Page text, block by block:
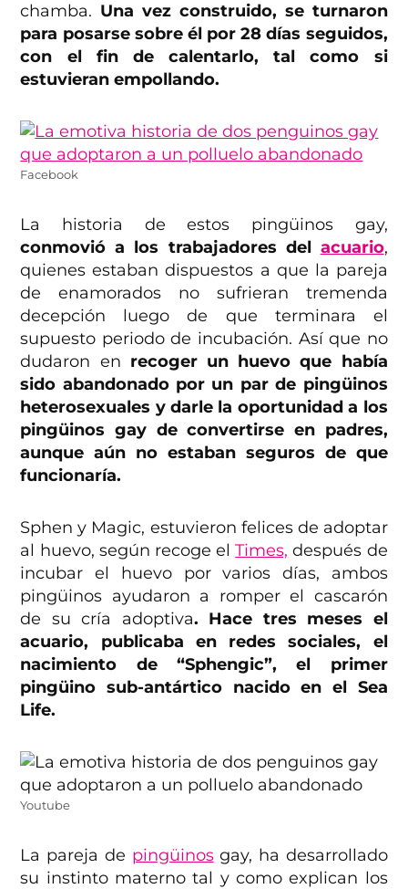
chamba. Una vez construido, se turnaron
para posarse sobre él por 28 días seguidos,
con el fin de calentarlo, tal como si
estuvieran empollando.
Facebook
La historia de estos pingüinos gay,
conmovió a los trabajadores del acuario,
quienes estaban dispuestos a que la pareja
de enamorados no sufrieran tremenda
decepción luego de que terminara el
supuesto periodo de incubación. Así que no
dudaron en recoger un huevo que había
sido abandonado por un par de pingüinos
heterosexuales y darle la oportunidad a los
pingüinos gay de convertirse en padres,
aunque aún no estaban seguros de que
funcionaría.
Sphen y Magic, estuvieron felices de adoptar
al huevo, según recoge elTimes, después de
incubar el huevo por varios días, ambos
pingüinos ayudaron a romper el cascarón
de su cría adoptiva. Hace tres meses el
acuario, publicaba en redes sociales, el
nacimiento de “Sphengic”, el primer
pingüino sub-antártico nacido en el Sea
Life.
Youtube
La pareja de pingüinosgay, ha desarrollado
su instinto materno tal y como explican los